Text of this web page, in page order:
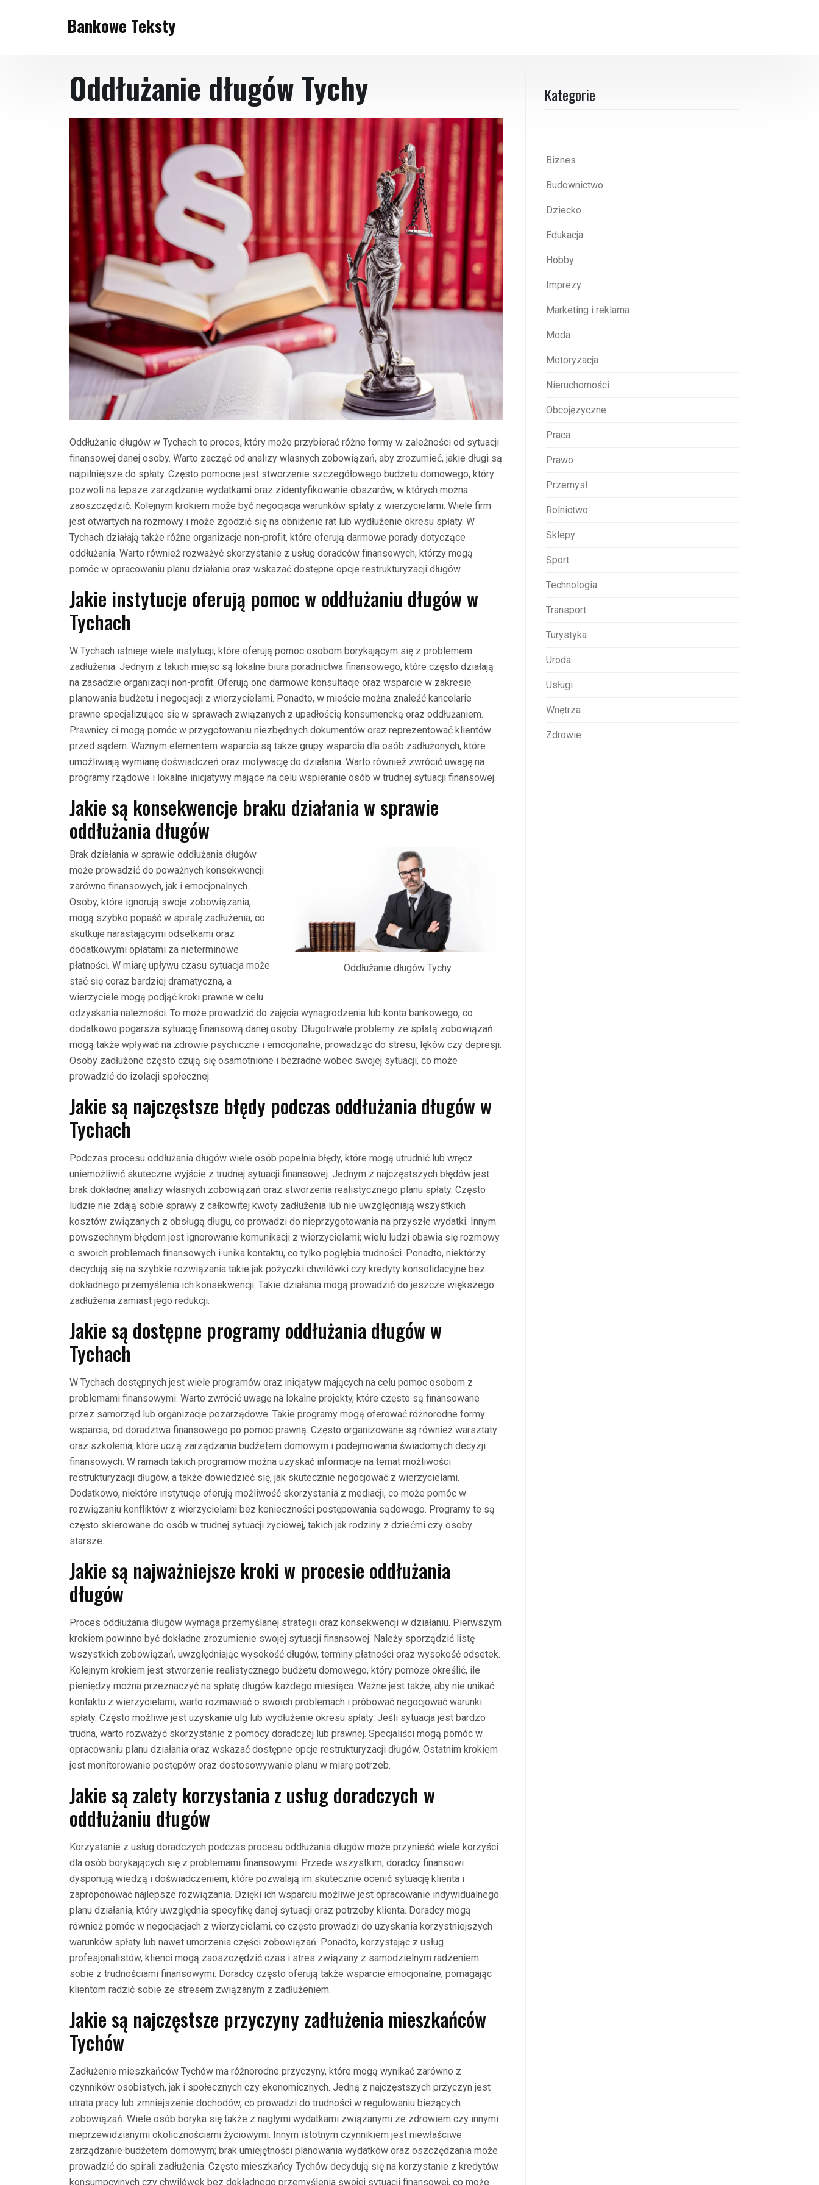
Bankowe Teksty
Oddłużanie długów Tychy
Oddłużanie długów w Tychach to proces, który może przybierać różne formy w zależności od sytuacji
finansowej danej osoby. Warto zacząć od analizy własnych zobowiązań, aby zrozumieć, jakie długi są
najpilniejsze do spłaty. Często pomocne jest stworzenie szczegółowego budżetu domowego, który
pozwoli na lepsze zarządzanie wydatkami oraz zidentyfikowanie obszarów, w których można
zaoszczędzić. Kolejnym krokiem może być negocjacja warunków spłaty z wierzycielami. Wiele firm
jest otwartych na rozmowy i może zgodzić się na obniżenie rat lub wydłużenie okresu spłaty. W
Tychach działają także różne organizacje non-profit, które oferują darmowe porady dotyczące
oddłużania. Warto również rozważyć skorzystanie z usług doradców finansowych, którzy mogą
pomóc w opracowaniu planu działania oraz wskazać dostępne opcje restrukturyzacji długów.
Jakie instytucje oferują pomoc w oddłużaniu długów w
Tychach
W Tychach istnieje wiele instytucji, które oferują pomoc osobom borykającym się z problemem
zadłużenia. Jednym z takich miejsc są lokalne biura poradnictwa finansowego, które często działają
na zasadzie organizacji non-profit. Oferują one darmowe konsultacje oraz wsparcie w zakresie
planowania budżetu i negocjacji z wierzycielami. Ponadto, w mieście można znaleźć kancelarie
prawne specjalizujące się w sprawach związanych z upadłością konsumencką oraz oddłużaniem.
Prawnicy ci mogą pomóc w przygotowaniu niezbędnych dokumentów oraz reprezentować klientów
przed sądem. Ważnym elementem wsparcia są także grupy wsparcia dla osób zadłużonych, które
umożliwiają wymianę doświadczeń oraz motywację do działania. Warto również zwrócić uwagę na
programy rządowe i lokalne inicjatywy mające na celu wspieranie osób w trudnej sytuacji finansowej.
Jakie są konsekwencje braku działania w sprawie
oddłużania długów
Oddłużanie długów Tychy
Brak działania w sprawie oddłużania długów
może prowadzić do poważnych konsekwencji
zarówno finansowych, jak i emocjonalnych.
Osoby, które ignorują swoje zobowiązania,
mogą szybko popaść w spiralę zadłużenia, co
skutkuje narastającymi odsetkami oraz
dodatkowymi opłatami za nieterminowe
płatności. W miarę upływu czasu sytuacja może
stać się coraz bardziej dramatyczna, a
wierzyciele mogą podjąć kroki prawne w celu
odzyskania należności. To może prowadzić do zajęcia wynagrodzenia lub konta bankowego, co
dodatkowo pogarsza sytuację finansową danej osoby. Długotrwałe problemy ze spłatą zobowiązań
mogą także wpływać na zdrowie psychiczne i emocjonalne, prowadząc do stresu, lęków czy depresji.
Osoby zadłużone często czują się osamotnione i bezradne wobec swojej sytuacji, co może
prowadzić do izolacji społecznej.
Jakie są najczęstsze błędy podczas oddłużania długów w
Tychach
Podczas procesu oddłużania długów wiele osób popełnia błędy, które mogą utrudnić lub wręcz
uniemożliwić skuteczne wyjście z trudnej sytuacji finansowej. Jednym z najczęstszych błędów jest
brak dokładnej analizy własnych zobowiązań oraz stworzenia realistycznego planu spłaty. Często
ludzie nie zdają sobie sprawy z całkowitej kwoty zadłużenia lub nie uwzględniają wszystkich
kosztów związanych z obsługą długu, co prowadzi do nieprzygotowania na przyszłe wydatki. Innym
powszechnym błędem jest ignorowanie komunikacji z wierzycielami; wielu ludzi obawia się rozmowy
o swoich problemach finansowych i unika kontaktu, co tylko pogłębia trudności. Ponadto, niektórzy
decydują się na szybkie rozwiązania takie jak pożyczki chwilówki czy kredyty konsolidacyjne bez
dokładnego przemyślenia ich konsekwencji. Takie działania mogą prowadzić do jeszcze większego
zadłużenia zamiast jego redukcji.
Jakie są dostępne programy oddłużania długów w
Tychach
W Tychach dostępnych jest wiele programów oraz inicjatyw mających na celu pomoc osobom z
problemami finansowymi. Warto zwrócić uwagę na lokalne projekty, które często są finansowane
przez samorząd lub organizacje pozarządowe. Takie programy mogą oferować różnorodne formy
wsparcia, od doradztwa finansowego po pomoc prawną. Często organizowane są również warsztaty
oraz szkolenia, które uczą zarządzania budżetem domowym i podejmowania świadomych decyzji
finansowych. W ramach takich programów można uzyskać informacje na temat możliwości
restrukturyzacji długów, a także dowiedzieć się, jak skutecznie negocjować z wierzycielami.
Dodatkowo, niektóre instytucje oferują możliwość skorzystania z mediacji, co może pomóc w
rozwiązaniu konfliktów z wierzycielami bez konieczności postępowania sądowego. Programy te są
często skierowane do osób w trudnej sytuacji życiowej, takich jak rodziny z dziećmi czy osoby
starsze.
Jakie są najważniejsze kroki w procesie oddłużania
długów
Proces oddłużania długów wymaga przemyślanej strategii oraz konsekwencji w działaniu. Pierwszym
krokiem powinno być dokładne zrozumienie swojej sytuacji finansowej. Należy sporządzić listę
wszystkich zobowiązań, uwzględniając wysokość długów, terminy płatności oraz wysokość odsetek.
Kolejnym krokiem jest stworzenie realistycznego budżetu domowego, który pomoże określić, ile
pieniędzy można przeznaczyć na spłatę długów każdego miesiąca. Ważne jest także, aby nie unikać
kontaktu z wierzycielami; warto rozmawiać o swoich problemach i próbować negocjować warunki
spłaty. Często możliwe jest uzyskanie ulg lub wydłużenie okresu spłaty. Jeśli sytuacja jest bardzo
trudna, warto rozważyć skorzystanie z pomocy doradczej lub prawnej. Specjaliści mogą pomóc w
opracowaniu planu działania oraz wskazać dostępne opcje restrukturyzacji długów. Ostatnim krokiem
jest monitorowanie postępów oraz dostosowywanie planu w miarę potrzeb.
Jakie są zalety korzystania z usług doradczych w
oddłużaniu długów
Korzystanie z usług doradczych podczas procesu oddłużania długów może przynieść wiele korzyści
dla osób borykających się z problemami finansowymi. Przede wszystkim, doradcy finansowi
dysponują wiedzą i doświadczeniem, które pozwalają im skutecznie ocenić sytuację klienta i
zaproponować najlepsze rozwiązania. Dzięki ich wsparciu możliwe jest opracowanie indywidualnego
planu działania, który uwzględnia specyfikę danej sytuacji oraz potrzeby klienta. Doradcy mogą
również pomóc w negocjacjach z wierzycielami, co często prowadzi do uzyskania korzystniejszych
warunków spłaty lub nawet umorzenia części zobowiązań. Ponadto, korzystając z usług
profesjonalistów, klienci mogą zaoszczędzić czas i stres związany z samodzielnym radzeniem
sobie z trudnościami finansowymi. Doradcy często oferują także wsparcie emocjonalne, pomagając
klientom radzić sobie ze stresem związanym z zadłużeniem.
Jakie są najczęstsze przyczyny zadłużenia mieszkańców
Tychów
Zadłużenie mieszkańców Tychów ma różnorodne przyczyny, które mogą wynikać zarówno z
czynników osobistych, jak i społecznych czy ekonomicznych. Jedną z najczęstszych przyczyn jest
utrata pracy lub zmniejszenie dochodów, co prowadzi do trudności w regulowaniu bieżących
zobowiązań. Wiele osób boryka się także z nagłymi wydatkami związanymi ze zdrowiem czy innymi
nieprzewidzianymi okolicznościami życiowymi. Innym istotnym czynnikiem jest niewłaściwe
zarządzanie budżetem domowym; brak umiejętności planowania wydatków oraz oszczędzania może
prowadzić do spirali zadłużenia. Często mieszkańcy Tychów decydują się na korzystanie z kredytów
konsumpcyjnych czy chwilówek bez dokładnego przemyślenia swojej sytuacji finansowej, co może
Kategorie
Biznes
Budownictwo
Dziecko
Edukacja
Hobby
Imprezy
Marketing i reklama
Moda
Motoryzacja
Nieruchomości
Obcojęzyczne
Praca
Prawo
Przemysł
Rolnictwo
Sklepy
Sport
Technologia
Transport
Turystyka
Uroda
Usługi
Wnętrza
Zdrowie